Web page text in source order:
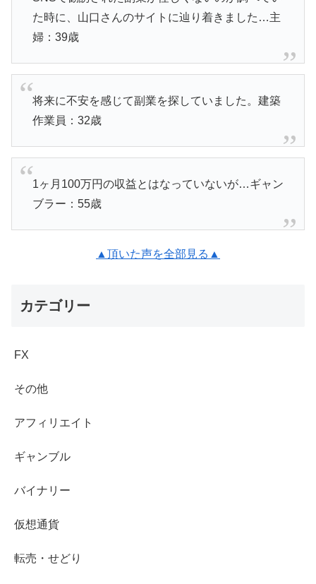
た時に、山口さんのサイトに辿り着きました…主
婦：39歳
将来に不安を感じて副業を探していました。建築
作業員：32歳
1ヶ月100万円の収益とはなっていないが…ギャン
ブラー：55歳
▲頂いた声を全部見る▲
カテゴリー
FX
その他
アフィリエイト
ギャンブル
バイナリー
仮想通貨
転売・せどり